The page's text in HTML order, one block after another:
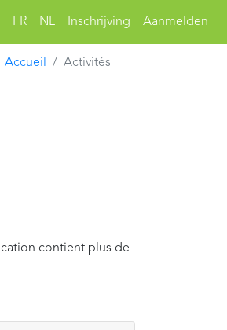
FR NL Inschrijving Aanmelden
Accueil Activités
contient plus de